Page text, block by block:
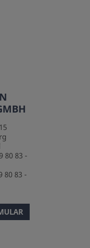
80 83 -
80 83 -